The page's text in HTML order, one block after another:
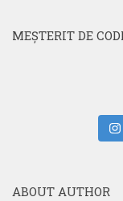
MEŞTERIT DE
ABOUT AUTHOR